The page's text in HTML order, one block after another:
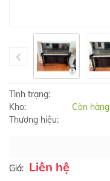
Tình trạng:
Kho:
Còn hàng
Thương hiệu:
Giá: Liên hệ